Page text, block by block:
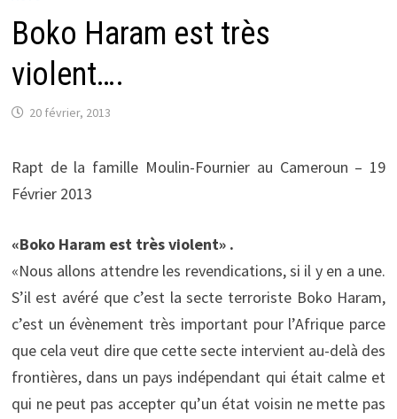
Boko Haram est très
violent….
20 février, 2013
Rapt de la famille Moulin-Fournier au Cameroun – 19
Février 2013
«Boko Haram est très violent» .
«Nous allons attendre les revendications, si il y en a une.
S’il est avéré que c’est la secte terroriste Boko Haram,
c’est un évènement très important pour l’Afrique parce
que cela veut dire que cette secte intervient au-delà des
frontières, dans un pays indépendant qui était calme et
qui ne peut pas accepter qu’un état voisin ne mette pas